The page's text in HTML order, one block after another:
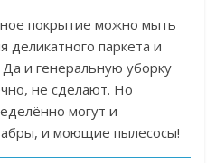
покрытие можно мыть
деликатного паркета и
и генеральную уборку
не сделают. Но
могут и
и моющие пылесосы!